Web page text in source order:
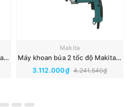
Máy khoan búa 2 tốc độ Makita HP2050(20MM)
Makita
Máy khoan búa 2 tốc độ Makita HP2051(20MM)
3.112.000₫ 4.241.540₫